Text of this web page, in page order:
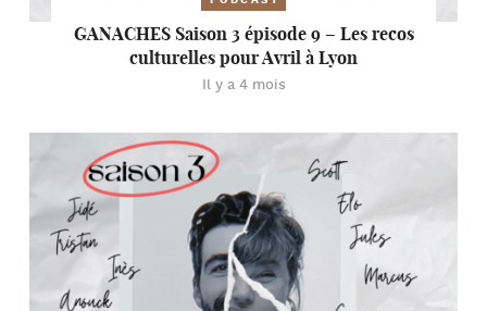
GANACHES Saison 3 épisode 9 – Les recos
culturelles pour Avril à Lyon
Il y a 4 mois